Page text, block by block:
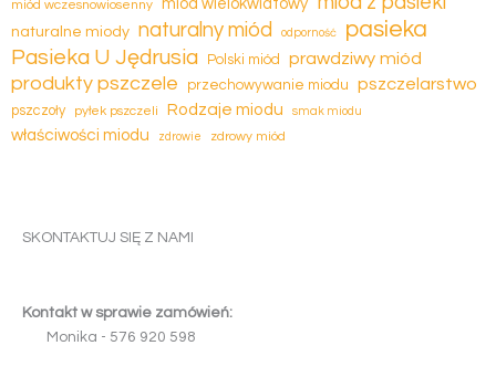
miód wczesnowiosenny miód wielokwiatowy
naturalne miody naturalny miód odporność pasieka
Pasieka U Jędrusia Polski miód prawdziwy miód
produkty pszczele przechowywanie miodu pszczelarstwo
pszczoły pyłek pszczeli Rodzaje miodu smak miodu
właściwości miodu zdrowie zdrowy miód
SKONTAKTUJ SIĘ Z NAMI
Kontakt w sprawie zamówień:
Monika - 576 920 598